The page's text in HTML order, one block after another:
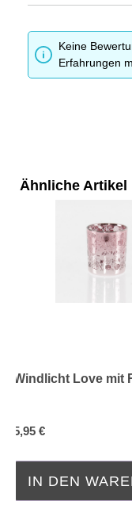
Keine
Erfahrungen
Ähnliche Artikel
Windlicht Love mit
5,95 €
IN DEN